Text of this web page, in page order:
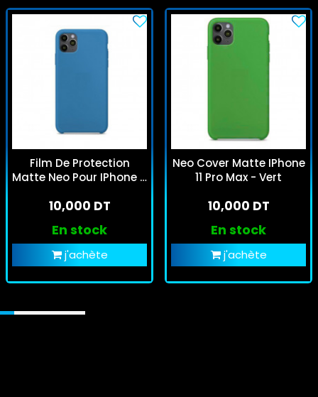
Film De Protection
Matte Neo Pour IPhone 11
10,000 DT
En stock
j'achète
Neo Cover Matte IPhone
11 Pro Max - Vert
10,000 DT
En stock
j'achète